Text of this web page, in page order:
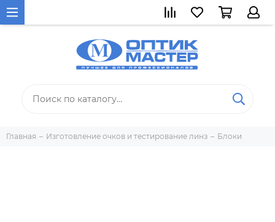
Главная Изготовление очков и тестирование линз Блоки